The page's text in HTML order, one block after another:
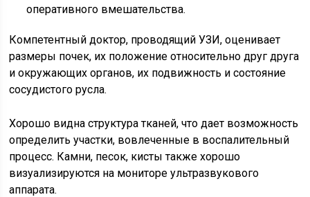
оперативного вмешательства.
Компетентный доктор, проводящий УЗИ, оценивает
размеры почек, их положение относительно друг друга
и окружающих органов, их подвижность и состояние
сосудистого русла.
Хорошо видна структура тканей, что дает возможность
определить участки, вовлеченные в воспалительный
процесс. Камни, песок, кисты также хорошо
визуализируются на мониторе ультразвукового
аппарата.